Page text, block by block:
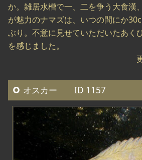
か。雑居水槽で一、二を争う大食漢
が魅力のナマズは、いつの間にか
ぶり。不意に見せていただいたあく
を感じました。
オスカー ID 1157